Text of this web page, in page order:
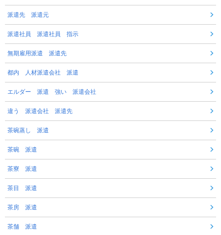
派遣先 派遣元
派遣社員 派遣社員 指示
無期雇用派遣 派遣先
都内 人材派遣会社 派遣
エルダー 派遣 強い 派遣会社
違う 派遣会社 派遣先
茶碗蒸し 派遣
茶碗 派遣
茶寮 派遣
茶目 派遣
茶房 派遣
茶舗 派遣